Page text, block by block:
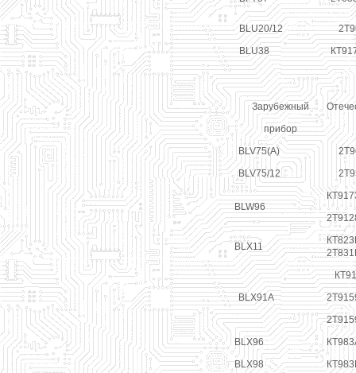
BLU20/12
BLU38
Зарубежный
прибор
BLV75(A)
BLV75/12
BLW96
BLX11
BLX91A
BLX96
BLX98